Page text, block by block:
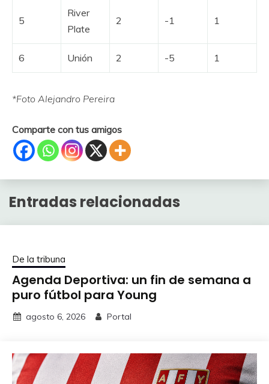
5
River
Plate
2 -1 1
6 Unión 2 -5 1
*Foto Alejandro Pereira
Comparte con tus amigos
Entradas relacionadas
De la tribuna
Agenda Deportiva: un fin de semana a
puro fútbol para Young
agosto 6, 2026 Portal